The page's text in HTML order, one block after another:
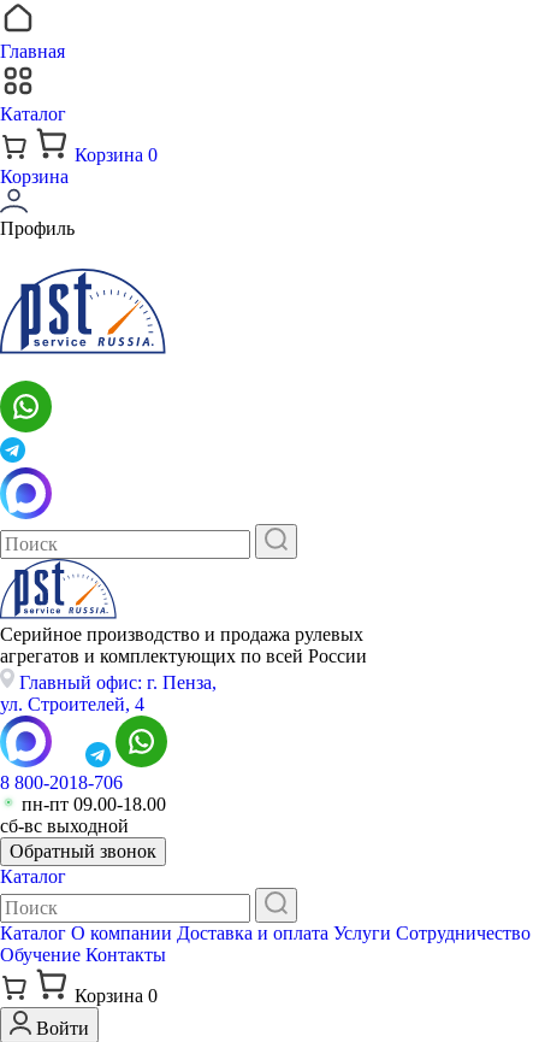
Главная
Каталог
Корзина 0
Корзина
Профиль
Серийное производство и продажа рулевых
агрегатов и комплектующих по всей России
Главный офис: г. Пенза,
ул. Строителей, 4
8 800-2018-706
пн-пт 09.00-18.00
сб-вс выходной
Обратный звонок
Каталог
Каталог О компании Доставка и оплата Услуги Сотрудничество
Обучение Контакты
Корзина 0
Войти